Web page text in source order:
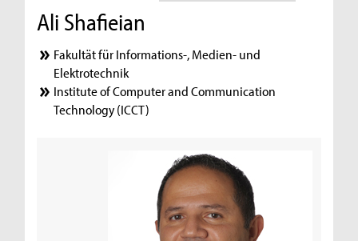
Ali Shafieian
Fakultät für Informations-, Medien- und
Elektrotechnik
Institute of Computer and Communication
Technology (ICCT)